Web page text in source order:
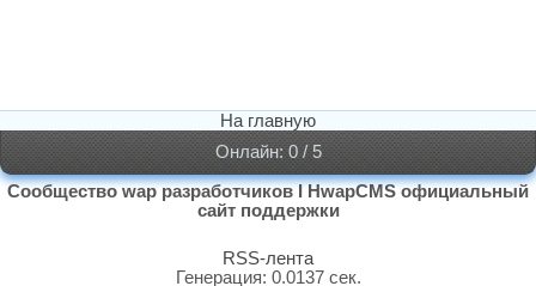
На главную
Онлайн: 0 / 5
Сообщество wap разработчиков I HwapCMS официальный
сайт поддержки
RSS-лента
Генерация: 0.0137 сек.